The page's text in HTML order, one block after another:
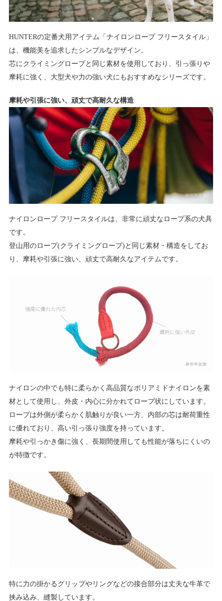
HUNTERの定番犬用アイテム「ナイロンロープ フリースタイル」
は、機能美を追求したシンプルなデザイン。
芯にクライミングロープと同じ素材を使用しており、引っ張りや
摩耗に強く、大型犬や力の強い犬にもおすすめなシリーズです。
摩耗や引張に強い、頑丈で高耐久な構造
ナイロンロープ フリースタイルは、非常に頑丈なロープ系の犬具
です。
登山用のロープ(クライミングロープ)と同じ素材・構造をしてお
り、摩耗や引張に強い、頑丈で高耐久なアイテムです。
ナイロンの中でも特に柔らかく高品質なポリアミドナイロンを素
材として使用し、外皮・内心に分かれてロープ状にしています。
ロープは外側が柔らかく肌触りが良い一方、内部の芯は耐荷重性
に優れており、高い引っ張り強度を持っています。
摩耗や引っかき傷に強く、長期間使用しても性能が落ちにくいの
が特徴です。
特に力の掛かるグリップやリングなどの接合部分は丈夫な牛革で
挟み込み、縫製しています。